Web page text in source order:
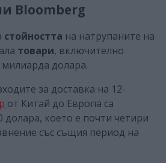
Bloomberg
стойността на натрупаните на
товари, включително
милиарда долара.
за доставка на 12-
от Китай до Европа са
долара, което е почти четири
със същия период на